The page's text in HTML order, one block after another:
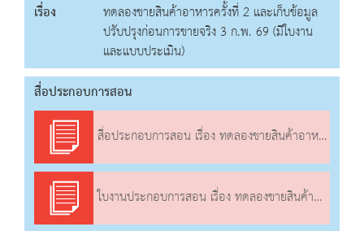
เรื่อง
ทดลองขายสินค้าอาหารครั้งที่ 2 และเก็บข้อมูล
ปรับปรุงก่อนการขายจริง 3 ก.พ. 69 (มีใบงาน
และแบบประเมิน)
สื่อประกอบการสอน
สื่อประกอบการสอน เรื่อง ทดลองขายสินค้าอาหารครั้งที่ 2 และเก็บข้อมูลปรับปรุงก่อนการขายจริง
ใบงานประกอบการสอน เรื่อง ทดลองขายสินค้าอาหารครั้งที่ 2 และเก็บข้อมูลปรับปรุงก่อนการขายจริง